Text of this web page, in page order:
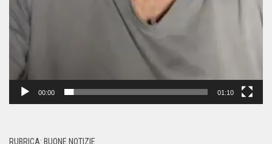
00:00 01:10
RUBRICA: BUONE NOTIZIE